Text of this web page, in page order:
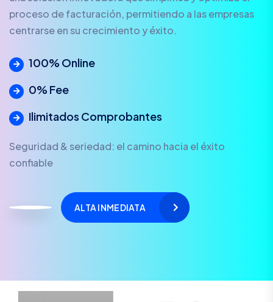
proceso de facturación, permitiendo a las empresas
centrarse en su crecimiento y éxito.
100% Online
0% Fee
Ilimitados Comprobantes
Seguridad & seriedad: el camino hacia el éxito
confiable
ALTA INMEDIATA